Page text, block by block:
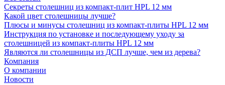
Секреты столешниц из компакт-плит HPL 12 мм
Какой цвет столешницы лучше?
Плюсы и минусы столешниц из компакт-плиты HPL 12 мм
Инструкция по установке и последующему уходу за
столешницей из компакт-плиты HPL 12 мм
Являются ли столешницы из ДСП лучше, чем из дерева?
Компания
О компании
Новости